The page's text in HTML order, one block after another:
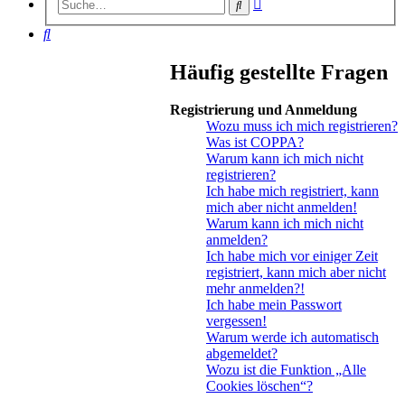
Suche
Suche
Häufig gestellte Fragen
Registrierung und Anmeldung
Wozu muss ich mich registrieren?
Was ist COPPA?
Warum kann ich mich nicht
registrieren?
Ich habe mich registriert, kann
mich aber nicht anmelden!
Warum kann ich mich nicht
anmelden?
Ich habe mich vor einiger Zeit
registriert, kann mich aber nicht
mehr anmelden?!
Ich habe mein Passwort
vergessen!
Warum werde ich automatisch
abgemeldet?
Wozu ist die Funktion „Alle
Cookies löschen“?